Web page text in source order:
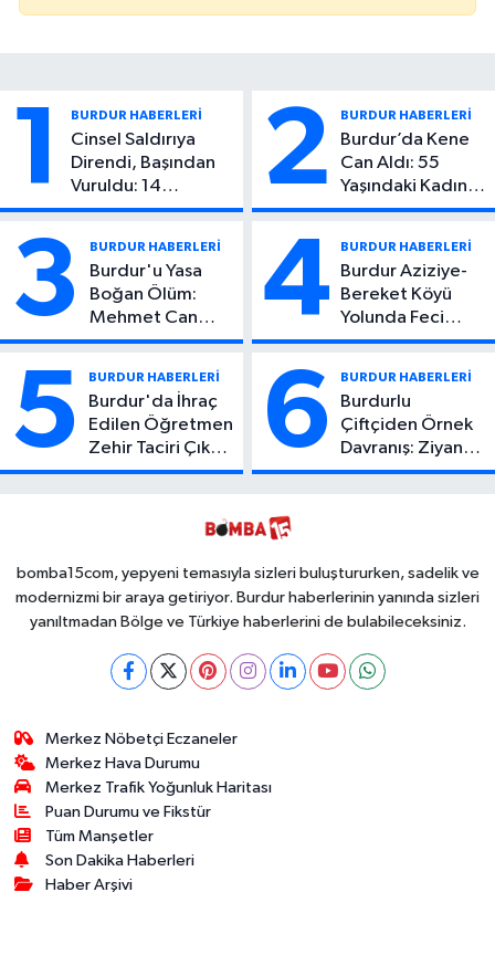
1 BURDUR HABERLERİ
Cinsel Saldırıya
Direndi, Başından
Vuruldu: 14
Yaşındaki Çocuktan
2 BURDUR HABERLERİ
Burdur’da Kene
Can Aldı: 55
Yaşındaki Kadın
Hayatını Kaybetti
3 BURDUR HABERLERİ
Burdur'u Yasa
Boğan Ölüm:
Mehmet Can
Atıcı Genç Yaşta
4 BURDUR HABERLERİ
Burdur Aziziye-
Bereket Köyü
Yolunda Feci
Kaza: 1 Ölü, 2
5 BURDUR HABERLERİ
Burdur'da İhraç
Edilen Öğretmen
Zehir Taciri Çıktı:
Binlerce
6 BURDUR HABERLERİ
Burdurlu
Çiftçiden Örnek
Davranış: Ziyan
Olmasın Diye
Toplayabilecek
bomba15com, yepyeni temasıyla sizleri buluştururken, sadelik ve
modernizmi bir araya getiriyor. Burdur haberlerinin yanında sizleri
yanıltmadan Bölge ve Türkiye haberlerini de bulabileceksiniz.
Merkez Nöbetçi Eczaneler
Merkez Hava Durumu
Merkez Trafik Yoğunluk Haritası
Puan Durumu ve Fikstür
Tüm Manşetler
Son Dakika Haberleri
Haber Arşivi